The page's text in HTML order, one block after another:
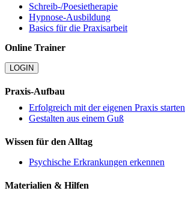
Schreib-/Poesietherapie
Hypnose-Ausbildung
Basics für die Praxisarbeit
Online Trainer
LOGIN
Praxis-Aufbau
Erfolgreich mit der eigenen Praxis starten
Gestalten aus einem Guß
Wissen für den Alltag
Psychische Erkrankungen erkennen
Materialien & Hilfen